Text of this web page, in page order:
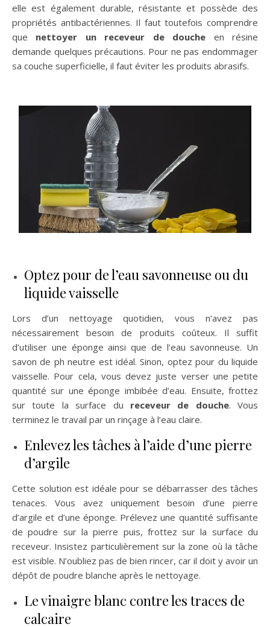
elle est également durable, résistante et possède des
propriétés antibactériennes. Il faut toutefois comprendre
que nettoyer un receveur de douche en résine
demande quelques précautions. Pour ne pas endommager
sa couche superficielle, il faut éviter les produits abrasifs.
Optez pour de l’eau savonneuse ou du
liquide vaisselle
Lors d’un nettoyage quotidien, vous n’avez pas
nécessairement besoin de produits coûteux. Il suffit
d’utiliser une éponge ainsi que de l’eau savonneuse. Un
savon de ph neutre est idéal. Sinon, optez pour du liquide
vaisselle. Pour cela, vous devez juste verser une petite
quantité sur une éponge imbibée d’eau. Ensuite, frottez
sur toute la surface du receveur de douche. Vous
terminez le travail par un rinçage à l’eau claire.
Enlevez les tâches à l’aide d’une pierre
d’argile
Cette solution est idéale pour se débarrasser des tâches
tenaces. Vous avez uniquement besoin d’une pierre
d’argile et d’une éponge. Prélevez une quantité suffisante
de poudre sur la pierre puis, frottez sur la surface du
receveur. Insistez particulièrement sur la zone où la tâche
est visible. N’oubliez pas de bien rincer, car il doit y avoir un
dépôt de poudre blanche après le nettoyage.
Le vinaigre blanc contre les traces de
calcaire